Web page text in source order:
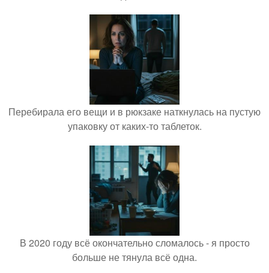
Перебирала его вещи и в рюкзаке наткнулась на пустую
упаковку от каких-то таблеток.
В 2020 году всё окончательно сломалось - я просто
больше не тянула всё одна.